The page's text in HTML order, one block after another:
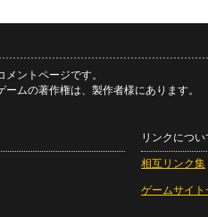
メントページです。
ムの著作権は、製作者様にあります。
リンクについ
相互リンク集
ゲームサイト